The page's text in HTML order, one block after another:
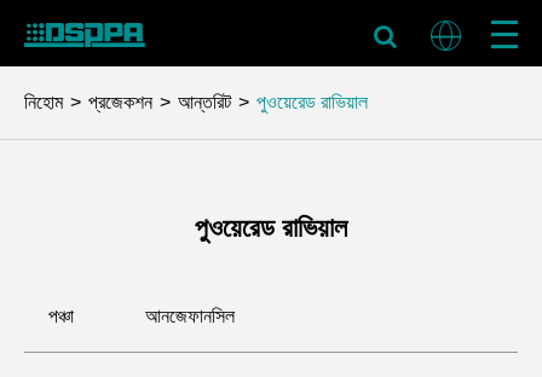
নিহোম প্রজেকশন আন্তরিট পুওয়েরেড রাভিয়াল
পুওয়েরেড রাভিয়াল
পঞ্চা আনজেফানসিল